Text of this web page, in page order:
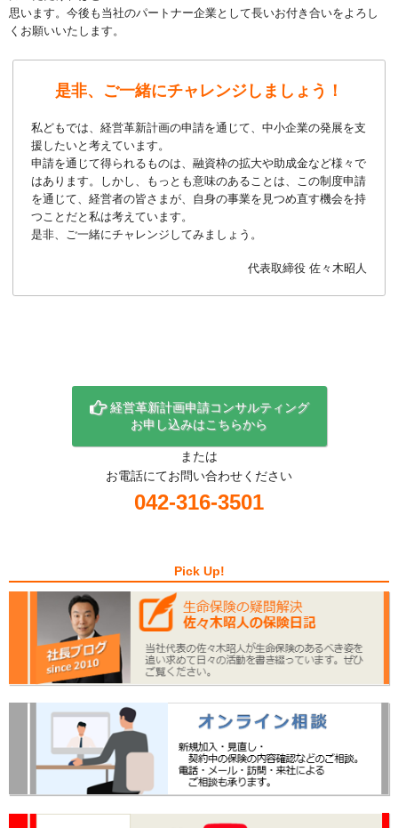
思います。今後も当社のパートナー企業として長いお付き合いをよろし
くお願いいたします。
是非、ご一緒にチャレンジしましょう！
私どもでは、経営革新計画の申請を通じて、中小企業の発展を支
援したいと考えています。
申請を通じて得られるものは、融資枠の拡大や助成金など様々で
はあります。しかし、もっとも意味のあることは、この制度申請
を通じて、経営者の皆さまが、自身の事業を見つめ直す機会を持
つことだと私は考えています。
是非、ご一緒にチャレンジしてみましょう。
代表取締役 佐々木昭人
経営革新計画申請コンサルティング
お申し込みはこちらから
または
お電話にてお問い合わせください
042-316-3501
Pick Up!